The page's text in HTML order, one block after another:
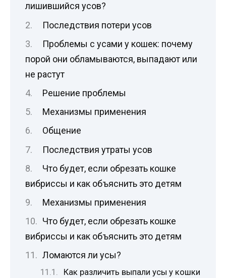
лишившийся усов?
Последствия потери усов
Проблемы с усами у кошек: почему
порой они обламываются, выпадают или
не растут
Решение проблемы
Механизмы применения
Общение
Последствия утраты усов
Что будет, если обрезать кошке
вибриссы и как объяснить это детям
Механизмы применения
Что будет, если обрезать кошке
вибриссы и как объяснить это детям
Ломаются ли усы?
Как различить выпали усы у кошки